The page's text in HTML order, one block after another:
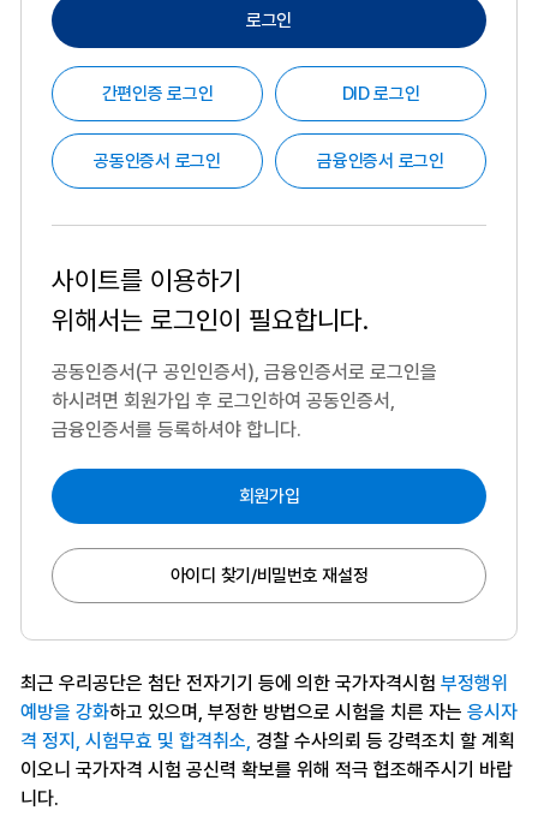
로그인
간편인증 로그인 DID 로그인
공동인증서 로그인 금융인증서 로그인
사이트를 이용하기
위해서는 로그인이 필요합니다.
공동인증서(구 공인인증서), 금융인증서로 로그인을
하시려면 회원가입 후 로그인하여 공동인증서,
금융인증서를 등록하셔야 합니다.
회원가입
아이디 찾기/비밀번호 재설정
최근 우리공단은 첨단 전자기기 등에 의한 국가자격시험 부정행위
예방을 강화하고 있으며, 부정한 방법으로 시험을 치른 자는 응시자
격 정지, 시험무효 및 합격취소, 경찰 수사의뢰 등 강력조치 할 계획
이오니 국가자격 시험 공신력 확보를 위해 적극 협조해주시기 바랍
니다.